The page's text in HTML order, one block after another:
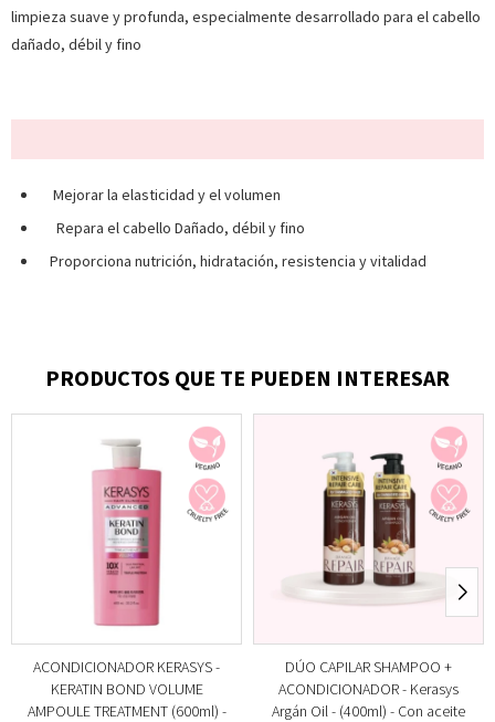
limpieza suave y profunda, especialmente desarrollado para el cabello
dañado, débil y fino
Mejorar la elasticidad y el volumen
Repara el cabello Dañado, débil y fino
Proporciona nutrición, hidratación, resistencia y vitalidad
PRODUCTOS QUE TE PUEDEN INTERESAR
ACONDICIONADOR KERASYS -
KERATIN BOND VOLUME
AMPOULE TREATMENT (600ml) -
DÚO CAPILAR SHAMPOO +
ACONDICIONADOR - Kerasys
Argán Oil - (400ml) - Con aceite